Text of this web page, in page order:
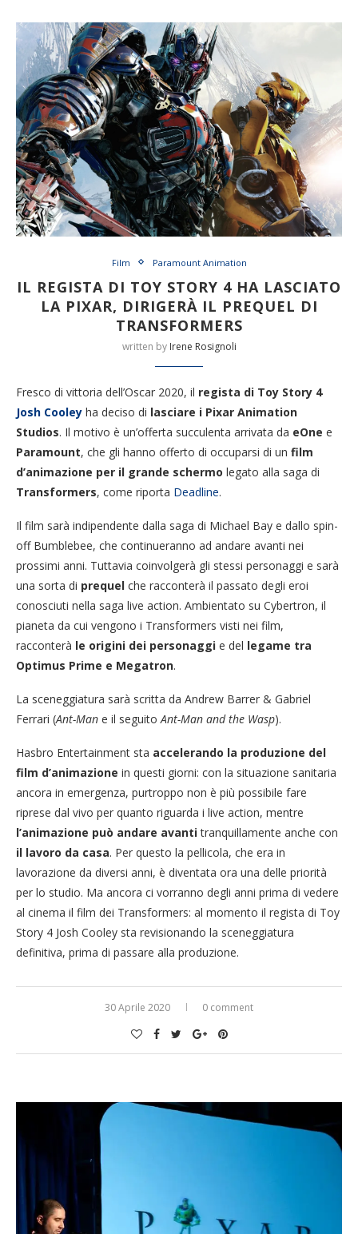
Film Paramount Animation
IL REGISTA DI TOY STORY 4 HA LASCIATO
LA PIXAR, DIRIGERÀ IL PREQUEL DI
TRANSFORMERS
written by Irene Rosignoli
Fresco di vittoria dell’Oscar 2020, il regista di Toy Story 4
Josh Cooley ha deciso di lasciare i Pixar Animation
Studios. Il motivo è un’offerta succulenta arrivata da eOne e
Paramount, che gli hanno offerto di occuparsi di un film
d’animazione per il grande schermo legato alla saga di
Transformers, come riporta Deadline.
Il film sarà indipendente dalla saga di Michael Bay e dallo spin-
off Bumblebee, che continueranno ad andare avanti nei
prossimi anni. Tuttavia coinvolgerà gli stessi personaggi e sarà
una sorta di prequel che racconterà il passato degli eroi
conosciuti nella saga live action. Ambientato su Cybertron, il
pianeta da cui vengono i Transformers visti nei film,
racconterà le origini dei personaggi e del legame tra
Optimus Prime e Megatron.
La sceneggiatura sarà scritta da Andrew Barrer & Gabriel
Ferrari (Ant-Man e il seguito Ant-Man and the Wasp).
Hasbro Entertainment sta accelerando la produzione del
film d’animazione in questi giorni: con la situazione sanitaria
ancora in emergenza, purtroppo non è più possibile fare
riprese dal vivo per quanto riguarda i live action, mentre
l’animazione può andare avantitranquillamente anche con
il lavoro da casa. Per questo la pellicola, che era in
lavorazione da diversi anni, è diventata ora una delle priorità
per lo studio. Ma ancora ci vorranno degli anni prima di vedere
al cinema il film dei Transformers: al momento il regista di Toy
Story 4 Josh Cooley sta revisionando la sceneggiatura
definitiva, prima di passare alla produzione.
30 Aprile 2020 0 comment